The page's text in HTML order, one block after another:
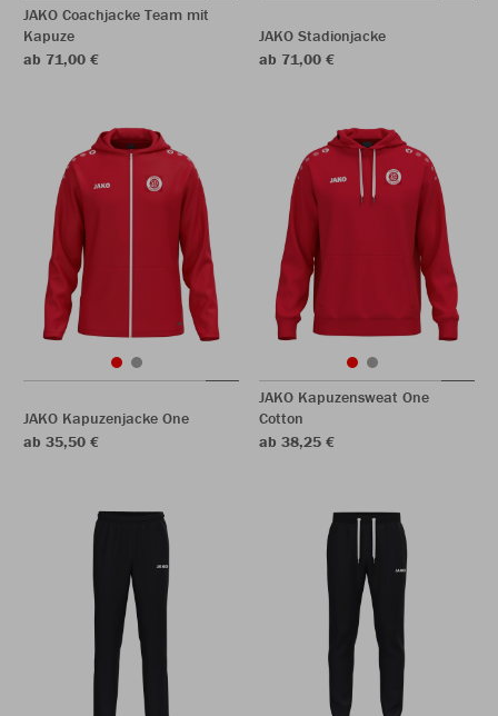
JAKO Coachjacke Team mit
Kapuze
ab 71,00 €
JAKO Stadionjacke
ab 71,00 €
JAKO Kapuzenjacke One
ab 35,50 €
JAKO Kapuzensweat One
Cotton
ab 38,25 €